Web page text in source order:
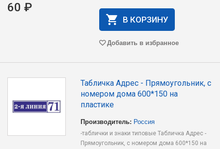
60 ₽
В КОРЗИНУ
Добавить в избранное
Табличка Адрес - Прямоугольник, с
номером дома 600*150 на
пластике
Производитель: Россия
-таблички и знаки типовые Табличка Адрес -
Прямоугольник, с номером дома 600*150 на